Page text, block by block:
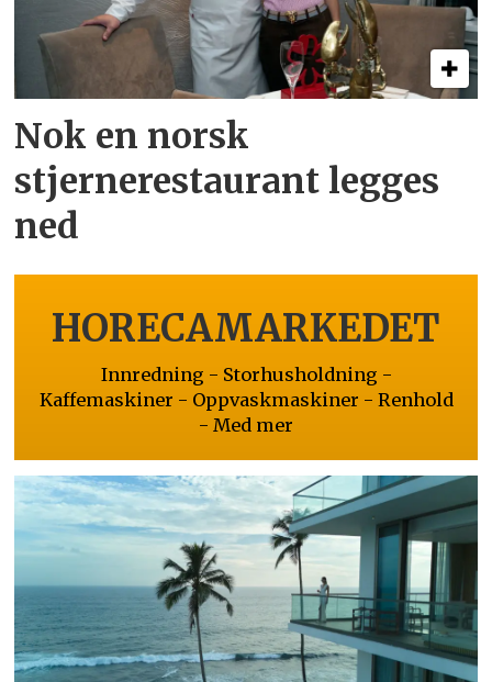
Nok en norsk
stjernerestaurant legges
ned
HORECAMARKEDET
Innredning - Storhusholdning -
Kaffemaskiner - Oppvaskmaskiner - Renhold
- Med mer